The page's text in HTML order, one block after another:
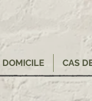
DOMICILE CAS